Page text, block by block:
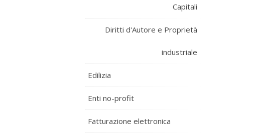
Capitali
Diritti d'Autore e Proprietà
industriale
Edilizia
Enti no-profit
Fatturazione elettronica